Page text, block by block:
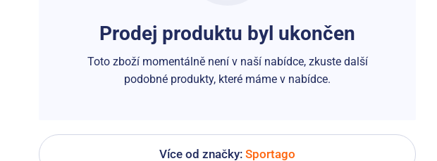
Prodej produktu byl ukončen
Toto zboží momentálně není v naší nabídce, zkuste další
podobné produkty, které máme v nabídce.
Více od značky: Sportago